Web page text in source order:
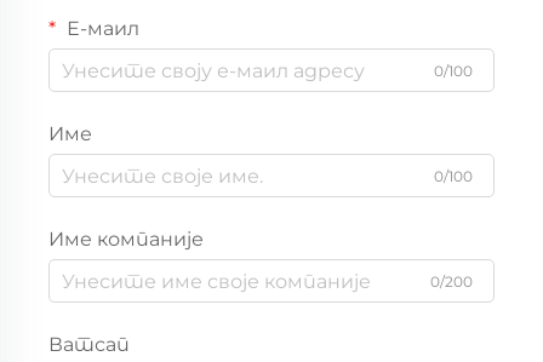
Е-маил
0/100
Име
0/100
Име компаније
0/200
Ватсап